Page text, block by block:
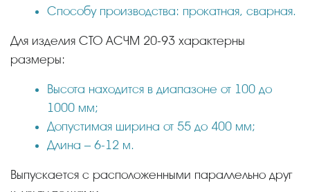
Способу производства: прокатная, сварная.
Для изделия СТО АСЧМ 20-93 характерны
размеры:
Высота находится в диапазоне от 100 до
1000 мм;
Допустимая ширина от 55 до 400 мм;
Длина – 6-12 м.
Выпускается с расположенными параллельно друг